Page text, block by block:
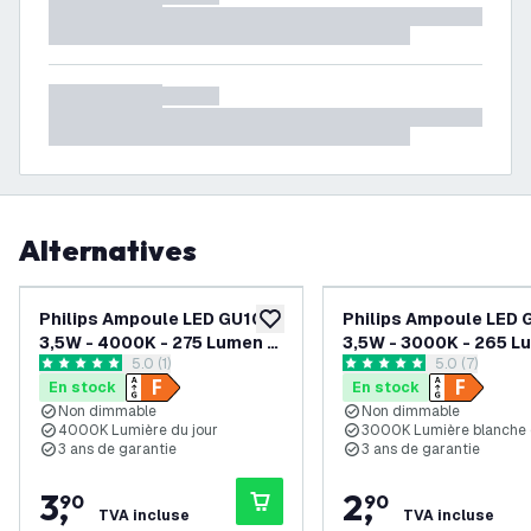
Alternatives
ajouter à la liste de souhaits
Philips Ampoule LED GU10 -
3,5W - 4000K - 275 Lumen -
Transparentouvrir le tiroir des avis
5 étoiles de notation
5.0 (1)
En stock
Non dimmable
4000K Lumière du jour
3 ans de garantie
3,
90
TVA incluse
Philips Ampoule LED
3,5W - 3000K - 265
Transparent
ouvrir le
5 étoiles de notation
5.0 (7)
En stock
Non dimmable
3000K Lumière blanche
3 ans de garantie
2,
90
TVA incluse